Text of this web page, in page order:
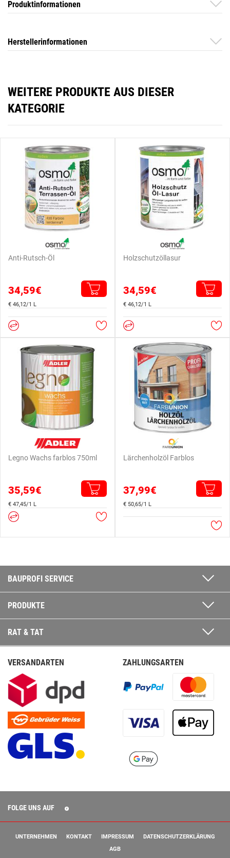
Produktinformationen
Herstellerinformationen
WEITERE PRODUKTE AUS DIESER
KATEGORIE
Anti-Rutsch-Öl
34,59€
€ 46,12/1 L
Holzschutzöllasur
34,59€
€ 46,12/1 L
Legno Wachs farblos 750ml
35,59€
€ 47,45/1 L
Lärchenholzöl Farblos
37,99€
€ 50,65/1 L
BAUPROFI SERVICE
PRODUKTE
RAT & TAT
VERSANDARTEN ZAHLUNGSARTEN
FOLGE UNS AUF
UNTERNEHMEN KONTAKT IMPRESSUM
DATENSCHUTZERKLÄRUNG
AGB